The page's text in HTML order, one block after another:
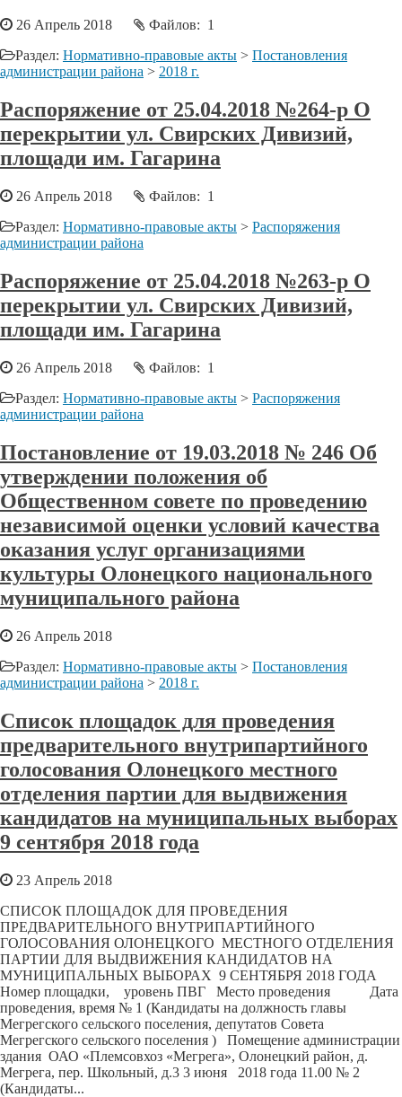
26 Апрель 2018
Файлов: 1
Раздел: Нормативно-правовые акты > Постановления
администрации района > 2018 г.
Распоряжение от 25.04.2018 №264-р О
перекрытии ул. Свирских Дивизий,
площади им. Гагарина
26 Апрель 2018
Файлов: 1
Раздел: Нормативно-правовые акты > Распоряжения
администрации района
Распоряжение от 25.04.2018 №263-р О
перекрытии ул. Свирских Дивизий,
площади им. Гагарина
26 Апрель 2018
Файлов: 1
Раздел: Нормативно-правовые акты > Распоряжения
администрации района
Постановление от 19.03.2018 № 246 Об
утверждении положения об
Общественном совете по проведению
независимой оценки условий качества
оказания услуг организациями
культуры Олонецкого национального
муниципального района
26 Апрель 2018
Раздел: Нормативно-правовые акты > Постановления
администрации района > 2018 г.
Список площадок для проведения
предварительного внутрипартийного
голосования Олонецкого местного
отделения партии для выдвижения
кандидатов на муниципальных выборах
9 сентября 2018 года
23 Апрель 2018
СПИСОК ПЛОЩАДОК ДЛЯ ПРОВЕДЕНИЯ
ПРЕДВАРИТЕЛЬНОГО ВНУТРИПАРТИЙНОГО
ГОЛОСОВАНИЯ ОЛОНЕЦКОГО МЕСТНОГО ОТДЕЛЕНИЯ
ПАРТИИ ДЛЯ ВЫДВИЖЕНИЯ КАНДИДАТОВ НА
МУНИЦИПАЛЬНЫХ ВЫБОРАХ 9 СЕНТЯБРЯ 2018 ГОДА
Номер площадки, уровень ПВГ Место проведения Дата
проведения, время № 1 (Кандидаты на должность главы
Мегрегского сельского поселения, депутатов Совета
Мегрегского сельского поселения ) Помещение администрации
здания ОАО «Племсовхоз «Мегрега», Олонецкий район, д.
Мегрега, пер. Школьный, д.3 3 июня 2018 года 11.00 № 2
(Кандидаты...